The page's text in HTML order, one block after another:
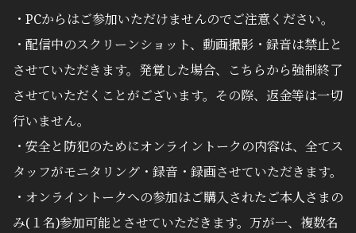
・PCからはご参加いただけませんのでご注意ください。
・配信中のスクリーンショット、動画撮影・録音は禁止と
させていただきます。発覚した場合、こちらから強制終了
させていただくことがございます。その際、返金等は一切
行いません。
・安全と防犯のためにオンライントークの内容は、全てス
タッフがモニタリング・録音・録画させていただきます。
・オンライントークへの参加はご購入されたご本人さまの
み(１名)参加可能とさせていただきます。万が一、複数名